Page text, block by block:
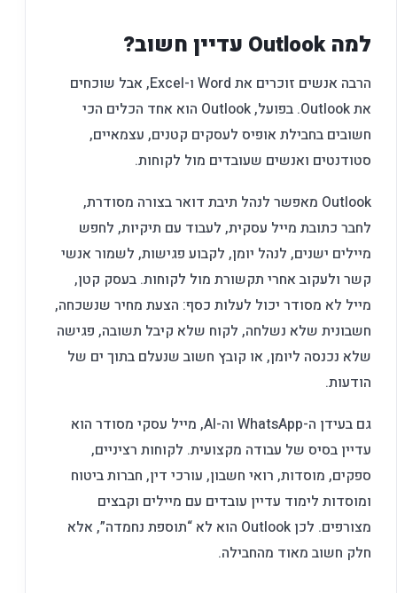
למה Outlook עדיין חשוב?
הרבה אנשים זוכרים את Word ו-Excel, אבל שוכחים
את Outlook. בפועל, Outlook הוא אחד הכלים הכי
חשובים בחבילת אופיס לעסקים קטנים, עצמאיים,
סטודנטים ואנשים שעובדים מול לקוחות.
Outlook מאפשר לנהל תיבת דואר בצורה מסודרת,
לחבר כתובת מייל עסקית, לעבוד עם תיקיות, לחפש
מיילים ישנים, לנהל יומן, לקבוע פגישות, לשמור אנשי
קשר ולעקוב אחרי תקשורת מול לקוחות. בעסק קטן,
מייל לא מסודר יכול לעלות כסף: הצעת מחיר שנשכחה,
חשבונית שלא נשלחה, לקוח שלא קיבל תשובה, פגישה
שלא נכנסה ליומן, או קובץ חשוב שנעלם בתוך ים של
הודעות.
גם בעידן ה-WhatsApp וה-AI, מייל עסקי מסודר הוא
עדיין בסיס של עבודה מקצועית. לקוחות רציניים,
ספקים, מוסדות, רואי חשבון, עורכי דין, חברות ביטוח
ומוסדות לימוד עדיין עובדים עם מיילים וקבצים
מצורפים. לכן Outlook הוא לא “תוספת נחמדה”, אלא
חלק חשוב מאוד מהחבילה.